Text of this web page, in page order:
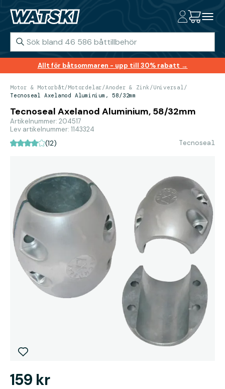
Allt för båtsommaren - upp till 30% rabatt →
Motor & Motorbåt/Motordelar/Anoder & Zink/Universal/
Tecnoseal Axelanod Aluminium, 58/32mm
Tecnoseal Axelanod Aluminium, 58/32mm
Artikelnummer: 204517
Lev artikelnummer: 1143324
(12) Tecnoseal
159 kr